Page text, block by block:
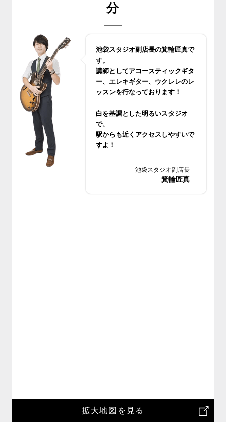
分
池袋スタジオ副店長の箕輪匠真で
す。
講師としてアコースティックギタ
ー、エレキギター、ウクレレのレ
ッスンを行なっております！
白を基調とした明るいスタジオ
で、
駅からも近くアクセスしやすいで
すよ！
ぜひお気軽にお問い合わせくださ
池袋スタジオ副店長
箕輪匠真
拡大地図を見る